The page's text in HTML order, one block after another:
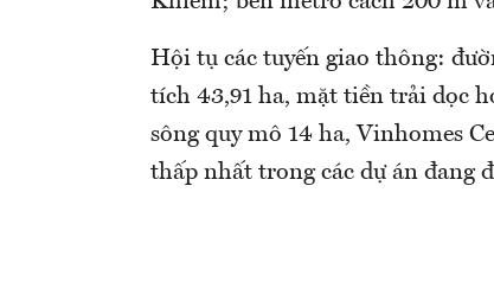
Hội tụ các tuyến giao thông:
tích 43,91 ha, mặt tiền trải dọc
sông quy mô 14 ha, Vinhomes
thấp nhất trong các dự án đang